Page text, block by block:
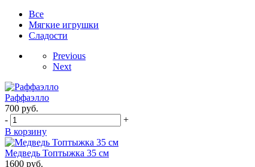
Все
Мягкие игрушки
Сладости
Previous
Next
Раффаэлло
700 руб.
-
+
В корзину
Медведь Топтыжка 35 см
1600 руб.